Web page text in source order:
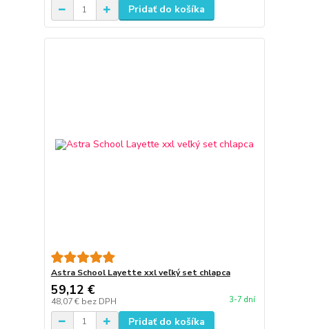
Pridať do košíka
Astra School Layette xxl veľký set chlapca
59,12 €
48,07 € bez DPH 3-7 dní
Pridať do košíka